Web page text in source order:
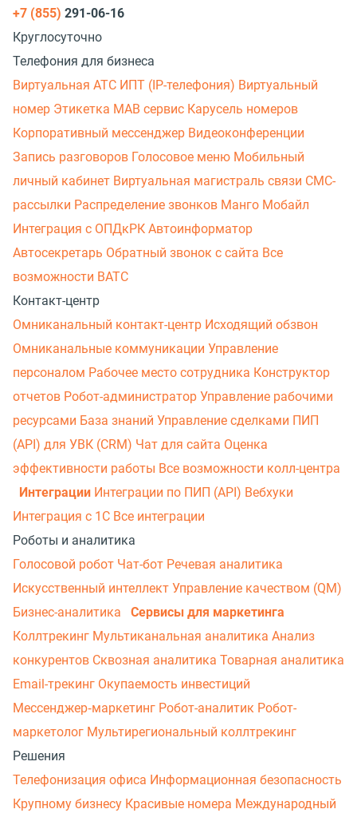
+7 (855) 291-06-16
Круглосуточно
Телефония для бизнеса
Виртуальная АТС ИПТ (IP-телефония) Виртуальный
номер Этикетка МАВ сервис Карусель номеров
Корпоративный мессенджер Видеоконференции
Запись разговоров Голосовое меню Мобильный
личный кабинет Виртуальная магистраль связи СМС-
рассылки Распределение звонков Манго Мобайл
Интеграция с ОПДкРК Автоинформатор
Автосекретарь Обратный звонок с сайта Все
возможности ВАТС
Контакт-центр
Омниканальный контакт-центр Исходящий обзвон
Омниканальные коммуникации Управление
персоналом Рабочее место сотрудника Конструктор
отчетов Робот-администратор Управление рабочими
ресурсами База знаний Управление сделками ПИП
(API) для УВК (CRM) Чат для сайта Оценка
эффективности работы Все возможности колл-центра
Интеграции Интеграции по ПИП (API) Вебхуки
Интеграция с 1С Все интеграции
Роботы и аналитика
Голосовой робот Чат-бот Речевая аналитика
Искусственный интеллект Управление качеством (QM)
Бизнес-аналитика
Сервисы для маркетинга
Коллтрекинг Мультиканальная аналитика Анализ
конкурентов Сквозная аналитика Товарная аналитика
Email-трекинг Окупаемость инвестиций
Мессенджер‑маркетинг Робот-аналитик Робот-
маркетолог Мультирегиональный коллтрекинг
Решения
Телефонизация офиса Информационная безопасность
Крупному бизнесу Красивые номера Международный